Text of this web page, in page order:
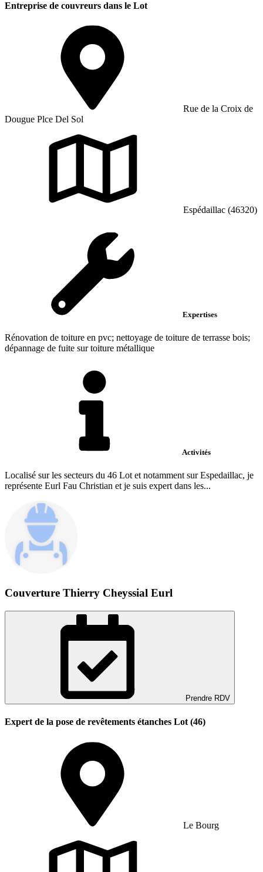
Entreprise de couvreurs dans le Lot
Rue de la Croix de
Dougue Plce Del Sol
Espédaillac (46320)
Expertises
Rénovation de toiture en pvc; nettoyage de toiture de terrasse bois;
dépannage de fuite sur toiture métallique
Activités
Localisé sur les secteurs du 46 Lot et notamment sur Espedaillac, je
représente Eurl Fau Christian et je suis expert dans les...
Couverture Thierry Cheyssial Eurl
Prendre RDV
Expert de la pose de revêtements étanches Lot (46)
Le Bourg